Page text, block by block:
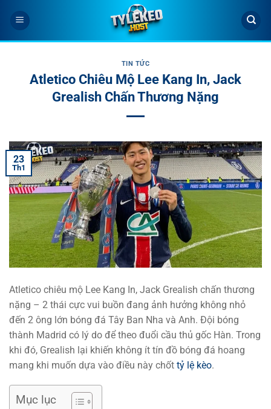
qua
nội
TIN TỨC
Atletico Chiêu Mộ Lee Kang In, Jack
Grealish Chấn Thương Nặng
23
Th1
Atletico chiêu mộ Lee Kang In, Jack Grealish chấn thương
nặng – 2 thái cực vui buồn đang ảnh hưởng không nhỏ
đến 2 ông lớn bóng đá Tây Ban Nha và Anh. Đội bóng
thành Madrid có lý do để theo đuổi cầu thủ gốc Hàn. Trong
khi đó, Grealish lại khiến không ít tín đồ bóng đá hoang
mang khi muốn dựa vào điều này chốt tỷ lệ kèo.
Mục lục